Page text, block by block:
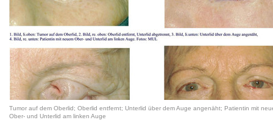
Tumor auf dem Oberlid; Oberlid entfernt; Unterlid über dem Auge angenäht; Patientin mit
Ober- und Unterlid am linken Auge